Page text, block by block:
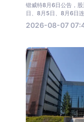
锴威特8月6日公告，
日、8月5日、8月6日
2026-08-07